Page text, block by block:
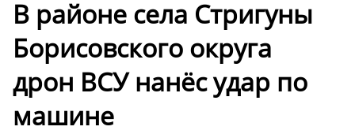
В районе села Стригуны
Борисовского округа
дрон ВСУ нанёс удар по
машине